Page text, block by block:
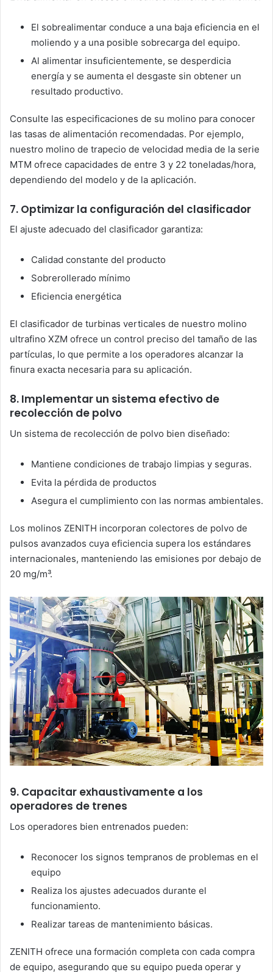
El sobrealimentar conduce a una baja eficiencia en el
moliendo y a una posible sobrecarga del equipo.
Al alimentar insuficientemente, se desperdicia
energía y se aumenta el desgaste sin obtener un
resultado productivo.
Consulte las especificaciones de su molino para conocer
las tasas de alimentación recomendadas. Por ejemplo,
nuestro molino de trapecio de velocidad media de la serie
MTM ofrece capacidades de entre 3 y 22 toneladas/hora,
dependiendo del modelo y de la aplicación.
7. Optimizar la configuración del clasificador
El ajuste adecuado del clasificador garantiza:
Calidad constante del producto
Sobrerollerado mínimo
Eficiencia energética
El clasificador de turbinas verticales de nuestro molino
ultrafino XZM ofrece un control preciso del tamaño de las
partículas, lo que permite a los operadores alcanzar la
finura exacta necesaria para su aplicación.
8. Implementar un sistema efectivo de
recolección de polvo
Un sistema de recolección de polvo bien diseñado:
Mantiene condiciones de trabajo limpias y seguras.
Evita la pérdida de productos
Asegura el cumplimiento con las normas ambientales.
Los molinos ZENITH incorporan colectores de polvo de
pulsos avanzados cuya eficiencia supera los estándares
internacionales, manteniendo las emisiones por debajo de
20 mg/m³.
9. Capacitar exhaustivamente a los
operadores de trenes
Los operadores bien entrenados pueden:
Reconocer los signos tempranos de problemas en el
equipo
Realiza los ajustes adecuados durante el
funcionamiento.
Realizar tareas de mantenimiento básicas.
ZENITH ofrece una formación completa con cada compra
de equipo, asegurando que su equipo pueda operar y